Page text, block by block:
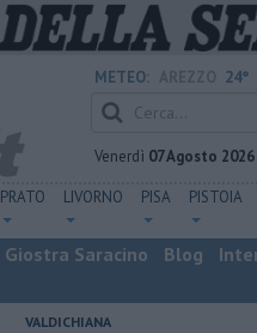
METEO: 24°
Venerdì 07 Agosto 2026
PRATO LIVORNO PISA PISTOIA
Giostra Saracino Blog
VALDICHIANA